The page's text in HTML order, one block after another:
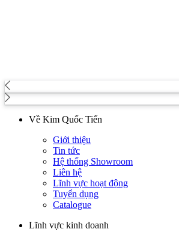
Về Kim Quốc Tiến
Giới thiệu
Tin tức
Hệ thống Showroom
Liên hệ
Lĩnh vực hoạt động
Tuyển dụng
Catalogue
Lĩnh vực kinh doanh